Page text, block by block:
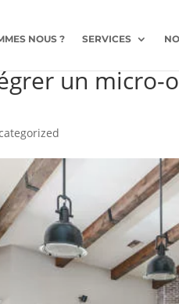
NOUS ? SERVICES
un micro-